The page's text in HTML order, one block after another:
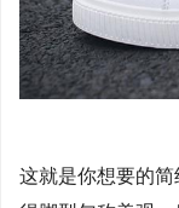
这就是你想要的